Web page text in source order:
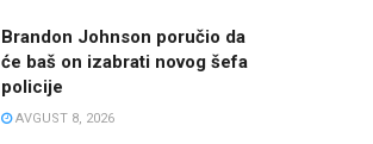
Brandon Johnson poručio da
će baš on izabrati novog šefa
policije
AVGUST 8, 2026